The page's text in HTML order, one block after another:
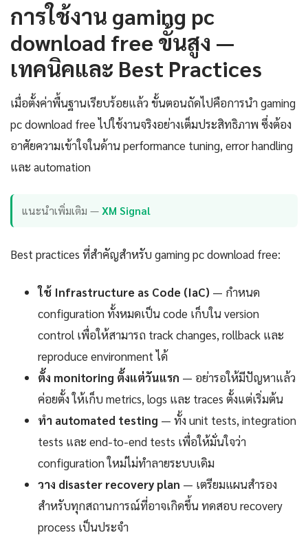
การใช้งาน gaming pc
download free ขั้นสูง —
เทคนิคและ Best Practices
เมื่อตั้งค่าพื้นฐานเรียบร้อยแล้ว ขั้นตอนถัดไปคือการนำ gaming
pc download free ไปใช้งานจริงอย่างเต็มประสิทธิภาพ ซึ่งต้อง
อาศัยความเข้าใจในด้าน performance tuning, error handling
และ automation
แนะนำเพิ่มเติม —XM Signal
Best practices ที่สำคัญสำหรับ gaming pc download free:
ใช้ Infrastructure as Code (IaC) — กำหนด
configuration ทั้งหมดเป็น code เก็บใน version
control เพื่อให้สามารถ track changes, rollback และ
reproduce environment ได้
ตั้ง monitoring ตั้งแต่วันแรก — อย่ารอให้มีปัญหาแล้ว
ค่อยตั้ง ให้เก็บ metrics, logs และ traces ตั้งแต่เริ่มต้น
ทำ automated testing — ทั้ง unit tests, integration
tests และ end-to-end tests เพื่อให้มั่นใจว่า
configuration ใหม่ไม่ทำลายระบบเดิม
วาง disaster recovery plan — เตรียมแผนสำรอง
สำหรับทุกสถานการณ์ที่อาจเกิดขึ้น ทดสอบ recovery
process เป็นประจำ